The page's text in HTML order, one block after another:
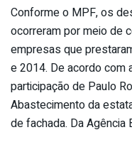
Conforme o MPF, os
ocorreram por meio de
empresas que
e 2014. De acordo com
participação de Paulo
Abastecimento da
de fachada. Da Agência